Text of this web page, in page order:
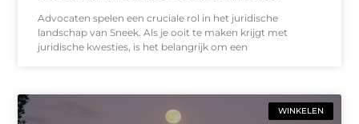
Advocaten spelen een cruciale rol in het juridische
landschap van Sneek. Als je ooit te maken krijgt met
juridische kwesties, is het belangrijk om een
WINKELEN